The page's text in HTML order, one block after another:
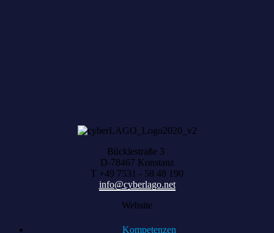
Bücklestraße 3
D-78467 Konstanz
T +49 7531 - 58 48 190
info@cyberlago.net
Website
Kompetenzen